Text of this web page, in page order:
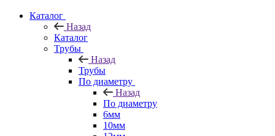
Каталог
Назад
Каталог
Трубы
Назад
Трубы
По диаметру
Назад
По диаметру
6мм
10мм